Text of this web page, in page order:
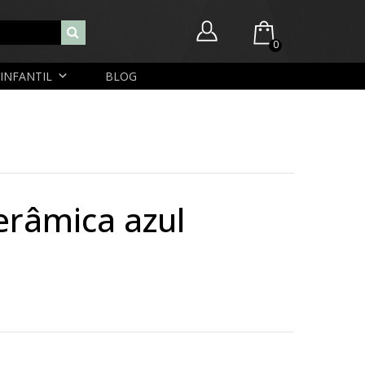
0
Você ainda não possui itens no seu carrinho.
Nome de usuário ou endereço de e-mail
Lembrar-me
INFANTIL BLOG
azul